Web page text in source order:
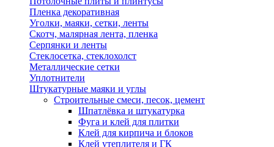
Пленка декоративная
Уголки, маяки, сетки, ленты
Скотч, малярная лента, пленка
Серпянки и ленты
Стеклосетка, стеклохолст
Металлические сетки
Уплотнители
Штукатурные маяки и углы
Строительные смеси, песок, цемент
Шпатлёвка и штукатурка
Фуга и клей для плитки
Клей для кирпича и блоков
Клей утеплителя и ГК